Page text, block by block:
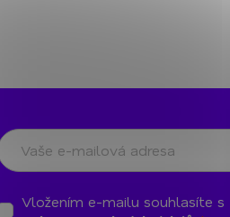
Vložením e-mailu souhlasíte s